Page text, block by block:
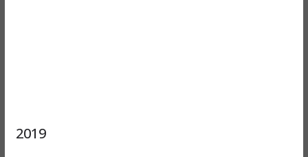
2019